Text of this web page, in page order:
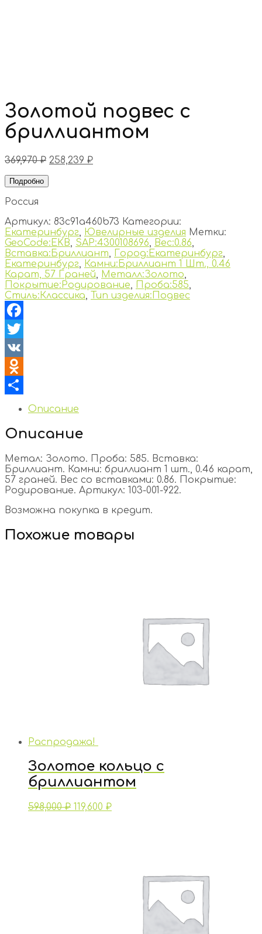
Золотой подвес с
бриллиантом
369,970₽ 258,239 ₽
Подробно
Россия
Артикул: 83c91a460b73 Категории:
Екатеринбург, Ювелирные изделия Метки:
GeoCode:EKB, SAP:4300108696, Вес:0.86,
Вставка:Бриллиант, Город:Екатеринбург,
Екатеринбург, Камни:Бриллиант 1 Шт., 0.46
Карат, 57 Граней, Металл:Золото,
Покрытие:Родирование, Проба:585,
Стиль:Классика, Тип изделия:Подвес
Facebook
Twitter
VK
Odnoklassniki
Отправить
Описание
Описание
Метал: Золото. Проба: 585. Вставка:
Бриллиант. Камни: бриллиант 1 шт., 0.46 карат,
57 граней. Вес со вставками: 0.86. Покрытие:
Родирование. Артикул: 103-001-922.
Возможна покупка в кредит.
Похожие товары
Распродажа!
Золотое кольцо с
бриллиантом
598,000₽ 119,600 ₽